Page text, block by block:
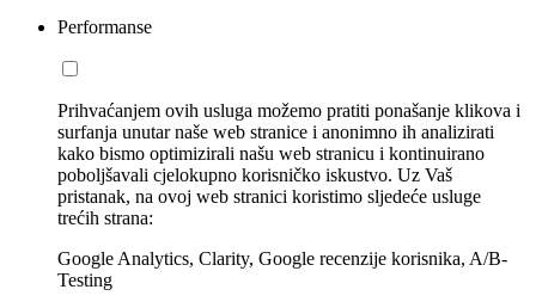
Performanse
Prihvaćanjem ovih usluga možemo pratiti ponašanje klikova i
surfanja unutar naše web stranice i anonimno ih analizirati
kako bismo optimizirali našu web stranicu i kontinuirano
poboljšavali cjelokupno korisničko iskustvo. Uz Vaš
pristanak, na ovoj web stranici koristimo sljedeće usluge
trećih strana:
Google Analytics, Clarity, Google recenzije korisnika, A/B-
Testing